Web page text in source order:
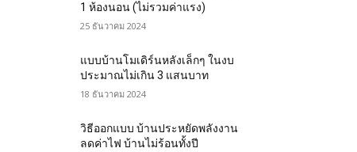
1 ห้องนอน (ไม่รวมค่าแรง)
25 ธันวาคม 2024
แบบบ้านโมเดิร์นหลังเล็กๆ ในงบ
ประมาณไม่เกิน 3 แสนบาท
18 ธันวาคม 2024
วิธีออกแบบ บ้านประหยัดพลังงาน
ลดค่าไฟ บ้านไม่ร้อนทั้งปี